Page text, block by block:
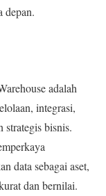
depan.
adalah
integrasi,
strategis bisnis.
data sebagai aset,
dan bernilai.